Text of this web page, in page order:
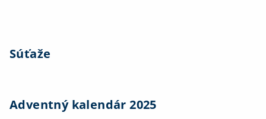
Súťaže
Adventný kalendár 2025